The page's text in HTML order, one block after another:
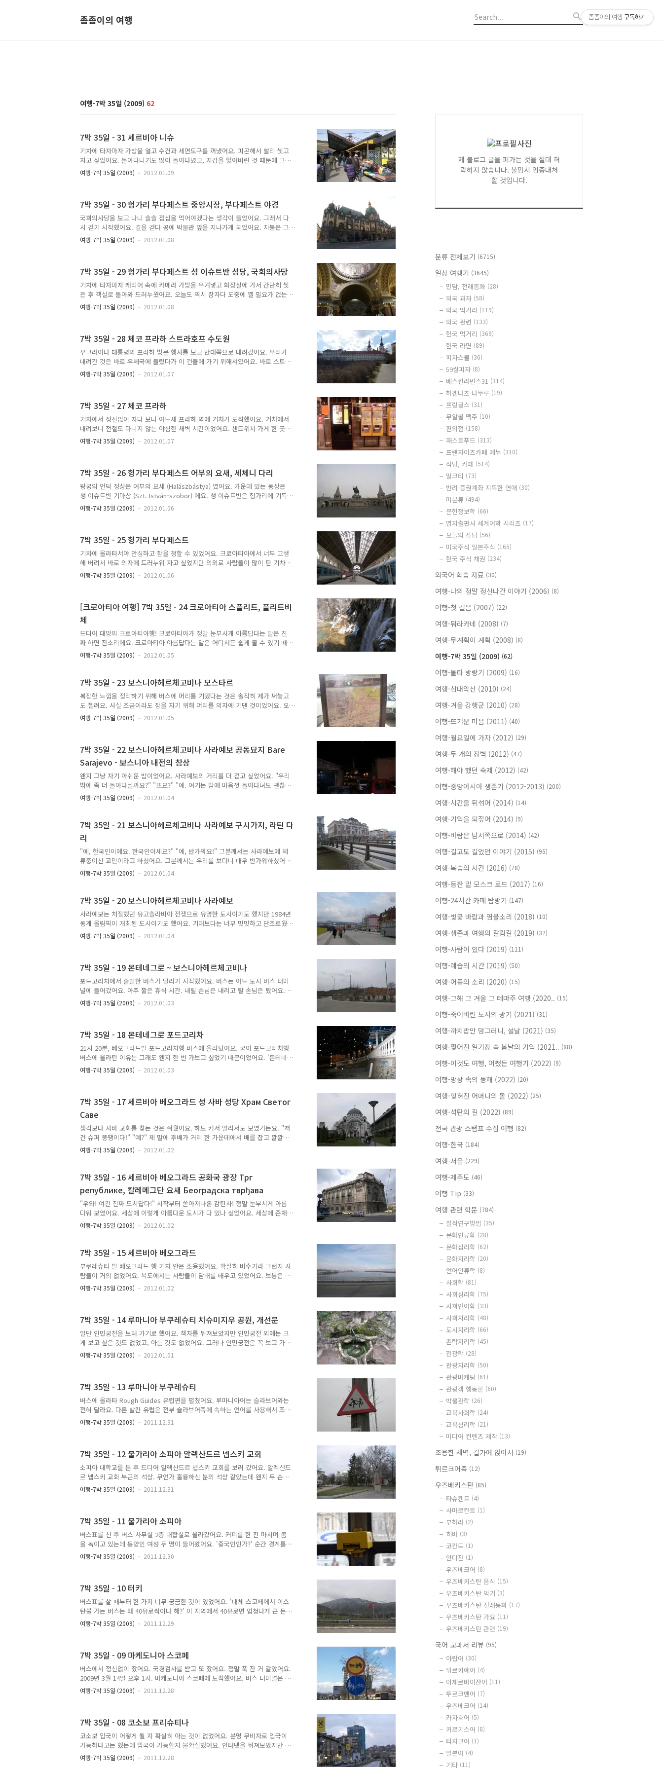
좀좀이의 여행
여행-7박 35일 (2009) 62
7박 35일 - 31 세르비아 니슈
기차에 타자마자 가방을 열고 수건과 세면도구를 꺼냈어요. 피곤해서 빨리 씻고
자고 싶었어요. 돌아다니기도 많이 돌아다녔고, 지갑을 잃어버린 것 때문에 그저
빨리 씻고 자고 싶다는 생각만 들었어요. "먼저 씻고 와요." "오빠는요?" "저는
오늘 양말도 빨아야해요. 그러니까 먼저 씻고 와요." 후배가 먼저 세면도구를 들
빨 준비를 했어요. 신발을 벗고 자야 하는데 제 발냄새로 객실 안을 오염시킬 수
는 없었어요. "혹시 모르니까 문 잠가놓고 있어요." 기차가 별로 안전하지 않았
기 때문에 후배에게 문을 잠가놓고 있으라고 했어요. 후배는 알겠다고 했어요...
여행-7박 35일 (2009) 2012.01.09
7박 35일 - 30 헝가리 부다페스트 중앙시장, 부다페스트 야경
국회의사당을 보고 나니 슬슬 점심을 먹어야겠다는 생각이 들었어요. 그래서 다
시 걷기 시작했어요. 길을 걷다 공예 박물관 앞을 지나가게 되었어요. 지붕은 그
유명한 졸나이에서 만든 타일로 장식되어 있었어요. 이건 너무 화려해서 오히려
주변 건물들과 안 어울리는 것 같았어요. 사진에서 화려하다기 보다는 지저분하
올랐어요. 중앙시장에 가서 밥을 먹자! 무엇을 먹을지 메뉴는 이미 정해져 있었
어요. 오늘 식사는 무조건 구야쉬. 전에 왔을 때에는 제대로 된 식당에서 구야쉬
를 먹었어요. 그러니 이번에는 진짜 시장에서 파는 구야쉬를 먹기로 했어요. "우
리 이렇게 ..
여행-7박 35일 (2009) 2012.01.08
7박 35일 - 29 헝가리 부다페스트 성 이슈트반 성당, 국회의사당
기차에 타자마자 캐리어 속에 카메라 가방을 우겨넣고 화장실에 가서 간단히 씻
은 후 객실로 돌아와 드러누웠어요. 오늘도 역시 잠자다 도중에 깰 필요가 없는
날. 체코, 슬로바키아, 헝가리는 쉥겐 조약 가입 국가라서 국경 심사가 없어요.
프라하 올 때에는 얼마나 걸리는지도 잘 모르고 처음 가는 도시인데다 다음 여행
벗고 외투 지퍼를 열고 뒤집어서 입었어요. 그래도 아무 것도 안 덮고 자는 것보
다는 외투라도 덮고 자는 게 조금 나을 것 같았거든요. 그냥 외투를 덮으면 바닥
에 떨어질 수도 있고 분실 위험도 있고 해서 외투를 거꾸로 입었어요. 이렇게 누
우니..
여행-7박 35일 (2009) 2012.01.08
7박 35일 - 28 체코 프라하 스트라호프 수도원
우크라이나 대통령의 프라하 방문 행사를 보고 반대쪽으로 내려갔어요. 우리가
내려간 것은 바로 우체국에 들렸다가 이 건물에 가기 위해서였어요. 바로 스트라
호프 수도원. 멀리서 프라하성을 보면 한쪽에는 프라하성이 보이고 다른 한쪽에
는 스트라호프 수도원이 보여요. 멀리서 보면 상당히 아름답게 생긴 건물이라 왕
하게 우체국 위치를 알려 주었어요. 제가 우체국에 가려고 한 이유는 바로 체코
우표를 사기 위해서였어요. 요즘은 우표를 잘 모으지 않지만 한때는 우표를 정말
열심히 모았어요. 무슨 특별한 컬렉션을 만들어 갔다기 보다는 아무 우표나 열심
히 모으는데 목표가 있..
여행-7박 35일 (2009) 2012.01.07
7박 35일 - 27 체코 프라하
기차에서 정신없이 자다 보니 어느새 프라하 역에 기차가 도착했어요. 기차에서
내려보니 전철도 다니지 않는 야심한 새벽 시간이었어요. 샌드위치 가게 한 곳을
제외하고는 그 어떤 곳도 문을 열지 않았어요. 정말 전날 부다페스트에서 돈을
약간 환전해 오기를 잘 했다고 생각했어요. 안 그랬으면 중앙역에 갇혀서 환전소
인락커에 짐을 집어넣었어요. "이제 어디 갈 거에요?" "전철 열리면 버스 터미널
에 가서 버스 알아봐야죠." 분명 가이드북에는 부다페스트에서 프라하까지 가는
버스가 있다고 했어요. 그러나 부다페스트에서는 프라하까지 가는 버스를 찾을
수 없었어요. 하..
여행-7박 35일 (2009) 2012.01.07
7박 35일 - 26 헝가리 부다페스트 어부의 요새, 세체니 다리
왕궁의 언덕 정상은 어부의 요새 (Halászbástya) 였어요. 가운데 있는 동상은
성 이슈트반 기마상 (Szt. István-szobor) 에요. 성 이슈트반은 헝가리에 기독
교를 도입해 기독교 국가로서 헝가리 왕국을 건립한 인물이에요. 어부의 광장에
서 본 부다페스트에요. 먼저 그 유명한 세체니 다리 (사슬교). 그 유명한 부다페
어부의 요새 너머로 보이는 성 이슈트반 기마상. 벽에 서 있는 조각은 각을 잘
잡고 있었어요. 하지만 자세히 보면 양 옆 조각은 짝다리 짚고 있었어요. 왕궁의
언덕에서 다뉴브강을 향해 내려갔어요. 내려오는 길에 국회의사당을..
여행-7박 35일 (2009) 2012.01.06
7박 35일 - 25 헝가리 부다페스트
기차에 올라타서야 안심하고 잠을 청할 수 있었어요. 크로아티아에서 너무 고생
해 버려서 바로 의자에 드러누워 자고 싶었지만 의외로 사람들이 많이 탄 기차라
서 누울 수는 없었어요. 이 기차는 자그레브에서 출발하는 기차가 아니라 다른
도시를 거쳐 자그레브를 지나가는 기차였어요. 기차가 부다페스트 동역 (켈레티
넌 후, 오른쪽으로 쭉 가다보면 하나 있어요. 여기 환율이 켈레티역 환전소 환율
보다 좋아요. 환전을 하는데 체코 돈도 환전해 준다고 적혀 있었어요. "체코돈
살 수 있어요?" "예." 그래서 체코돈도 조금 구입했어요. 원하는 만큼 구입하지
못하고 ..
여행-7박 35일 (2009) 2012.01.06
[크로아티아 여행] 7박 35일 - 24 크로아티아 스플리트, 플리트비
체
드디어 대망의 크로아티아행! 크로아티아가 정말 눈부시게 아름답다는 말은 진
짜 하면 잔소리에요. 크로아티아 아름답다는 말은 어디서든 쉽게 볼 수 있기 때
문에 구질구질하게 설명하지 않을께요. 저 역시 이 여행에서 크로아티아 여행을
가장 기대하고 있었어요. 발칸 반도와 헝가리, 체코 여행한다고 하니까 모든 사
요. 특히 일정 짤 때 크로아티아 일정은 반드시 충분하고 넉넉하게 잡으라고 했
어요. 크로아티아 일정을 짧게 잡으면 정말 눈부시게 아름다운 광경을 뒤로 하고
급히 떠나야해서 정말 후회한다고 했어요. 크로아티아 입국할 때까지 정말 별 일
없었어요. 국경 심사도 별 것 없었어요. 우리가 탄 버스는 스플리트행 버스. 스플
리트도 매우 아름답기로..
여행-7박 35일 (2009) 2012.01.05
7박 35일 - 23 보스니아헤르체고비나 모스타르
복잡한 느낌을 정리하기 위해 버스에 머리를 기댔다는 것은 솔직히 제가 써놓고
도 찔려요. 사실 조금이라도 잠을 자기 위해 머리를 의자에 기댄 것이었어요. 오
늘부터 다시 야간 이동의 연속이 시작되므로 틈만 있으면 부지런히 자고 씻어야
했어요. 버스가 모스타르 버스 터미널에 도착했어요. 일단 버스 시각을 확인했어
어요. 그래서 스플리트행 버스표를 구입한 후 밖으로 나왔어요. 모스타르 지도.
모스타르에서 가장 유명한 것은 바로 다리. 이 다리가 있는 구시가지를 찾아가는
것이 첫 번째 목표였어요. 다리를 찾아 걷기 시작하는데 알 수 없는 건물이 나왔
어요. 뭔지..
여행-7박 35일 (2009) 2012.01.05
7박 35일 - 22 보스니아헤르체고비나 사라예보 공동묘지 Bare
Sarajevo - 보스니아 내전의 참상
왠지 그냥 자기 아쉬운 밤이었어요. 사라예보의 거리를 더 걷고 싶었어요. "우리
밖에 좀 더 돌아다닐까요?" "또요?" "예. 여기는 밤에 마음껏 돌아다녀도 괜찮을
것 같은데요?" 후배는 피곤해했지만 저를 따라 나왔어요. 눈 내리는 3월. 3월 말
이라고 해도 크게 탈리지는 않은 이때, 하늘에서 눈이 내리고 있었어요. 완전 3
잖아." "하긴...요즘 물가 왜 이렇게 비싼지 몰라." 크리스마스를 앞둔 부부가 자
식 선물을 고르면서 가격 때문에 고민하고 있는 장면이라고 해도 전혀 이상하지
않은 모습. 그러나 지금은 3월말. 그래요. 여기는 사라예보. 동화 속 도시에요.
눈이 정말 펑펑 내리고 있었어요. 여기에서 그렇게 처절하고 잔..
여행-7박 35일 (2009) 2012.01.04
7박 35일 - 21 보스니아헤르체고비나 사라예보 구시가지, 라틴 다
리
"예, 한국인이에요. 한국인이세요?" "예, 반가워요!" 그분께서는 사라예보에 체
류중이신 교민이라고 하셨어요. 그분께서는 우리를 보더니 매우 반가워하셨어요.
"여기 언제 도착하셨어요?" "오늘이요." "그러면 여기서 얼마나 머물다 가실 건
가요?" "지금 바로 크로아티아로 떠나려구요." "지금 바로요?" "예." 당연하죠.
이상하지 않을 것 같은 동네에 더 머무르고 싶은 생각은 전혀 없었어요. 구멍을
시멘트로 땜질이라도 해 놓았으면 그래도 좀 나았을텐데 그런 거 없었어요. 왠지
손가락을 구멍에 집어넣으면 탄두가 빠져나올 것 같았어요. "여기 전에 와보신
적 있으세요?" "아니요." "그럼 왜 오늘 도착하자마자 떠나려고 하세요?" "..
여행-7박 35일 (2009) 2012.01.04
7박 35일 - 20 보스니아헤르체고비나 사라예보
사라예보는 처절했던 유고슬라비아 전쟁으로 유명한 도시이기도 했지만 1984년
동계 올림픽이 개최된 도시이기도 했어요. 기대보다는 너무 밋밋하고 단조로웠어
요. 일단 버스 터미널로 돌아갔어요. 이제 구 유고 연방 국가 중 크로아티아와 슬
로베니아만 남았어요. 그런데 슬로베니아는 유로를 쓰는 나라여서 정말 가기 싫
"예?" 다행히 영어가 통해서 설명을 이해할 수 있었어요. 우리가 내린 곳 - 즉 지
금 있는 곳은 동사라예보 버스 터미널. 여기에서는 베오그라드를 비롯해서 세르
비아, 몬테네그로로 가는 버스가 출발해요. 크로아티아로 가기 위해서는 시내에
있는 다른 버..
여행-7박 35일 (2009) 2012.01.04
7박 35일 - 19 몬테네그로 ~ 보스니아헤르체고비나
포드고리차에서 출발한 버스가 달리기 시작했어요. 버스는 어느 도시 버스 터미
널에 들어갔어요. 아주 짧은 휴식 시간. 내릴 손님은 내리고 탈 손님은 탔어요.
버스에 탔던 승객들은 내려서 먹을 것도 사오고 담배도 태우고 그랬어요. 10분의
휴식 시간이 끝났어요. 버스 기사가 버스에 올라타자 저도 따라서 버스에 올라탔
스 옆 1m 밖은 바로 낭떠러지. 가드레일도 설치되어 있지 않았어요. 옆을 보는
것만으로도 충격과 공포. 더 놀라운 것은 앞에서 차가 오면 직진하고 후진하고
옆으로 비키고 했다는 것이었어요. 후진도 충격적이었는데 두 대가 스쳐 지나갈
때에는..
여행-7박 35일 (2009) 2012.01.03
7박 35일 - 18 몬테네그로 포드고리차
21시 20분, 베오그라드발 포드고리차행 버스에 올라탔어요. 굳이 포드고리차행
버스에 올라탄 이유는 그래도 왠지 한 번 가보고 싶었기 때문이었어요. '몬테네
그로 들어갈 때에도 별 일 없겠지?' 예전에는 세르비아-몬테네그로였지만 이제는
세르비아와 몬테네그로는 전혀 다른 나라. 그래서 세르비아에서 몬테네그로를
지 않았어요. 만약 몬테네그로 입국시 비자가 필요하다면 낮에 만난 한국분께서
알려주셨을 거에요. 그러나 마케도니아 비자가 없어졌다고 하자 매우 좋아하시면
서 이제 발칸 유럽에서 비자 받아 들어가야 하는 국가는 없다고 하셨어요. 그 말
씀을 믿고 일단 몬테네..
여행-7박 35일 (2009) 2012.01.03
7박 35일 - 17 세르비아 베오그라드 성 사바 성당 Храм Светог
Савe
생각보다 사바 교회를 찾는 것은 쉬웠어요. 하도 커서 멀리서도 보였거든요. "저
건 슈퍼 뚱땡이다!" "예?" 제 말에 후배가 거리 한 가운데에서 배를 잡고 깔깔
웃기 시작했어요. "왜 웃어요!" "아니...센스 하고는...슈퍼 뚱땡이가 뭐에요!" 사
바 교회는 둥글둥글 푸짐하게 생겼어요. 그런데 그 크기가 불가리아 소피아의 알
고 싶은데 그 별명은 이미 알렉산드르 넵스키 교회가 가져갔어요. 그래서 붙여준
별명이 '슈퍼 뚱땡이 교회'. 교회 외관은 정말 깔끔했어요. 화려하지만 오래된 맛
이 있었던 알렉산드르 넵스키 교회와는 정반대였어요. 사바 교회를 알렉산드르
넵스키 교회와 비교해서 보니 더욱 재미있었어요. 사바 교회는 정면에서 보면..
여행-7박 35일 (2009) 2012.01.02
7박 35일 - 16 세르비아 베오그라드 공화국 광장 Трг
републике, 칼레메그단 요새 Београдска тврђава
"우와! 여긴 진짜 도시답다!" 시작부터 쏟아져나온 감탄사! 정말 눈부시게 아름
다워 보였어요. 세상에 이렇게 아름다운 도시가 다 있나 싶었어요. 세상에 존재
하는 그 어떤 아름다움과 관련된 수식어를 다 사용해도 묘사할 수 없었어요. 그
도 그럴 것이 여기는 유럽의 대도시에요. 거기에다 현재 비교대상은 티라나, 프
전 유럽에서 14위에요. 1위는 모스크바, 9위는 부쿠레슈티, 10위는 부다페스트,
15위가 오스트리아 빈이고 프라하는 23위에요. (유럽 도시 인구 순위 :
http://www.citymayors.com/features/euro_cities1.html) 인구 규모는 부쿠
레슈티가 더 크지만 역사적으로 중요성을 놓고 보면 부..
여행-7박 35일 (2009) 2012.01.02
7박 35일 - 15 세르비아 베오그라드
부쿠레슈티 발 베오그라드 행 기차 안은 조용했어요. 확실히 비수기라 그런지 사
람들이 거의 없었어요. 복도에서는 사람들이 담배를 태우고 있었어요. 보통은 열
차에서 흡연은 절대 금지에요. 그런데 이 사람들은 항상 그래왔다는 듯이 복도에
서 창문을 열고 담배를 뻑뻑 태워댔어요. "여기서 담배 태워도 되요?" "예. 되
내놓으라고 했어요. "여기서 담배 태우면 안 되나요?" "안 되요. 표 내놔요!" "잘
못했어요!" 표를 주지는 않았어요. 왠지 표를 주면 표를 압수당하고 다음 역에서
쫓겨날 것 같았어요. 그래서 무조건 잘못했다고 싹싹 빌었어요. 그럼 그렇지....
여행-7박 35일 (2009) 2012.01.02
7박 35일 - 14 루마니아 부쿠레슈티 치슈미지우 공원, 개선문
일단 인민궁전을 보러 가기로 했어요. 책자를 뒤져보았지만 인민궁전 외에는 크
게 보고 싶은 것도 없었고, 아는 것도 없었어요. 그러나 인민궁전은 꼭 보고 가
야 하는 것이었어요. 인민궁전을 본 후에는 농촌 박물관 (Village Museum)에 가
서 루마니아의 전통 가옥 및 의상을 구경할 생각이었어요. 인민궁전으로 가는데
롭게 공원을 구경하며 어디로 갈까 다시 고민하게 되었어요. 인민궁전을 갈까 생
각했지만 인민궁전은 못 들어가요. 시간도 애매하게 남았어요. 아침부터 너무 걸
어서 많이 걷는 것은 확실히 무리였어요. 그래서 농촌 박물관이나 보고..
여행-7박 35일 (2009) 2012.01.01
7박 35일 - 13 루마니아 부쿠레슈티
버스에 올라타 Rough Guides 유럽편을 펼쳤어요. 루마니아어는 슬라브어와는
전혀 달라요. 다른 발칸 유럽은 전부 슬라브어족에 속하는 언어를 사용해서 조금
만 보면 책자에 나온 몇 마디 쯤은 금방 외울 수 있었는데 루마니아어는 그렇지
않았어요. 루마니아어는 라틴어족에 속해요. 알파벳도 몇 개는 읽는 법이 햇갈리
어로 '물츄네스크' Mulţunesc 라고 써요. T에 꼬리가 달려있는 것이 포인트. 루
마니아어 공부는 포기하고 동유럽 6개국 가이드를 보았어요. 역시 암울했어요.
솔직히 말해서 내용 중 좋은 내용이 하나도 없었어요. 온통 사기, 소매치기를 ..
여행-7박 35일 (2009) 2011.12.31
7박 35일 - 12 불가리아 소피아 알렉산드르 넵스키 교회
소피아 대학교를 본 후 드디어 알렉산드르 넵스키 교회를 보러 갔어요. 알렉산드
르 넵스키 교회 부근의 석상. 무언가 훌륭하신 분의 석상 같았는데 왠지 두 손
들고 서 있는 벌을 서는 것 처럼 보였어요. 이것은 우리나라 교육의 문제인가...
무언가 전도하려는 모습보다는 교회 앞에서 뭔가 잘못을 저질러 십자가 들고 벌
로 커요. 비취색의 지붕이 너무 아름다웠어요. 왠지 케이크가 생각나는 모양이었
어요. "이거 이제부터 뚱땡이 교회라고 불러야겠네요." 이 건물이 소피아 여행에
서 매우 중요하기는 하지만 '알렉산드르 넵스키 교회'라고 정식 명칭을 다 부르
기에는 ..
여행-7박 35일 (2009) 2011.12.31
7박 35일 - 11 불가리아 소피아
버스표를 산 후 버스 사무실 2층 대합실로 올라갔어요. 커피를 한 잔 마시며 몸
을 녹이고 있는데 동양인 여성 두 명이 들어왔어요. '중국인인가?' 순간 경계를
하기 시작했어요. 중국인과 엮이는 것은 무조건 최악. 특히 이런 동유럽에서는
특히 안 엮이는 것이 정신 건강을 포함해 모든 면에서 좋아요. 아랍과 동구권에
일본인은 부자이고 중국인은 불법체류자라고 아주 편협하게 생각한다는 것이었
어요. 단적으로, 러시아 스킨헤드들의 주요 공격 대상은 중국인들이에요. 그런데
얘네들이 동양인을 구분하는 능력이 너무 떨어져서 동양인은 무조건 공격한다고
해요. 아제르바이잔..
여행-7박 35일 (2009) 2011.12.30
7박 35일 - 10 터키
버스표를 살 때부터 한 가지 너무 궁금한 것이 있었어요. '대체 스코페에서 이스
탄불 가는 버스는 왜 40유로씩이나 해?' 이 지역에서 40유로면 엄청나게 큰 돈이
에요. 마케도니아에서 왜 그런지는 모르겠지만 물가가 상당히 비싸다고 생각했어
요. 1유로가 63디나르인 것을 감안하면 그다지 물가가 비싼 것도 아니었어요. 열
지는 것은 둘째 치고 버스비가 40유로라는 것은 이해할 수 없었어요. 이 지역 버
스비를 비교했을 때 절대 40유로까지 나올 리는 없었어요. 후배가 운전기사가 터
키어를 안다고 했어요. 터키인과 터키어로 이야기하는 것을 들었다고 했어요. 그
래서..
여행-7박 35일 (2009) 2011.12.29
7박 35일 - 09 마케도니아 스코페
버스에서 정신없이 잤어요. 국경검사를 받고 또 잤어요. 정말 푹 잔 거 같았어요.
2009년 3월 14일 오후 1시. 마케도니아 스코페에 도착했어요. 버스 터미널은 그
냥 그랬어요. 특별한 인상을 주는 것이 전혀 없었어요. 일단 환전을 했어요. 1유
로가 63디나르였어요. 버스표를 구입하고 짐을 사무실에 맡겼어요. "택시?" 우리
이 전혀 없었기 때문에 이게 괜찮은 것인지 아닌지 판단할 수 없었어요. 그래도
20유로는 좀 너무 심했다 싶어서 그냥 무시하고 가려는데 계속 잡아댔어요. "저
리 가!" 이렇게 말하는 것 같았어요. 한 할아버지께서 택시기사들을 ..
여행-7박 35일 (2009) 2011.12.28
7박 35일 - 08 코소보 프리슈티나
코소보 입국이 어떻게 될 지 확실히 아는 것이 없었어요. 분명 무비자로 입국이
가능하다고는 했는데 입국이 가능할지 불확실했어요. 인터넷을 뒤져보았지만 여
기를 갔다 온 사람들이 많지 않고 무슨 카드를 작성해야 한다는 말이 있었어요.
"안 되면 알바니아로 돌아가면 되죠." 심각하게 걱정하는 후배에게 간단히 말했
여행-7박 35일 (2009) 2011.12.28
제 블로그 글을 퍼가는 것을 절대 허
락하지 않습니다. 불펌시 엄중대처
할 것입니다.
분류 전체보기 (6715)
일상 여행기 (3645)
민담, 전래동화 (28)
외국 과자 (58)
외국 먹거리 (119)
외국 관련 (133)
한국 먹거리 (369)
한국 라면 (89)
피자스쿨 (36)
59쌀피자 (8)
베스킨라빈스31 (314)
하겐다즈 나뚜루 (19)
프링글스 (31)
무알콜 맥주 (10)
편의점 (158)
패스트푸드 (313)
프랜차이즈카페 메뉴 (310)
식당, 카페 (514)
밀크티 (73)
반려 증권계좌 지독한 연애 (30)
미분류 (494)
문헌정보학 (66)
명지출판사 세계어학 시리즈 (17)
오늘의 잡담 (56)
미국주식 일본주식 (165)
한국 주식 채권 (234)
외국어 학습 자료 (30)
여행-나의 정말 정신나간 이야기 (2006) (8)
여행-첫 걸음 (2007) (22)
여행-뭐라카네 (2008) (7)
여행-무계획이 계획 (2008) (8)
여행-7박 35일 (2009) (62)
여행-몰타 방랑기 (2009) (16)
여행-삼대악산 (2010) (24)
여행-겨울 강행군 (2010) (28)
여행-뜨거운 마음 (2011) (40)
여행-월요일에 가자 (2012) (29)
여행-두 개의 장벽 (2012) (47)
여행-해야 했던 숙제 (2012) (42)
여행-중앙아시아 생존기 (2012-2013) (200)
여행-시간을 뒤섞어 (2014) (14)
여행-기억을 되짚어 (2014) (9)
여행-바람은 남서쪽으로 (2014) (42)
여행-길고도 길었던 이야기 (2015) (95)
여행-복습의 시간 (2016) (78)
여행-등잔 밑 모스크 로드 (2017) (16)
여행-24시간 카페 탐방기 (147)
여행-벚꽃 바람과 염불소리 (2018) (10)
여행-생존과 여행의 갈림길 (2019) (37)
여행-사람이 있다 (2019) (111)
여행-예습의 시간 (2019) (50)
여행-어둠의 소리 (2020) (15)
여행-그해 그 겨울 그 테마주 여행 (2020.. (15)
여행-죽어버린 도시의 광기 (2021) (31)
여행-까치밥만 덩그러니, 설날 (2021) (35)
여행-찢어진 일기장 속 봄날의 기억 (2021.. (88)
여행-이것도 여행, 어쨌든 여행기 (2022) (9)
여행-망상 속의 동해 (2022) (20)
여행-잊혀진 어머니의 돌 (2022) (25)
여행-석탄의 길 (2022) (89)
전국 관광 스탬프 수집 여행 (82)
여행-한국 (184)
여행-서울 (229)
여행-제주도 (46)
여행 Tip (33)
여행 관련 학문 (784)
질적연구방법 (35)
문화인류학 (28)
문화심리학 (62)
문화지리학 (20)
언어인류학 (8)
사회학 (81)
사회심리학 (75)
사회언어학 (33)
사회지리학 (48)
도시지리학 (66)
촌락지리학 (45)
관광학 (28)
관광지리학 (50)
관광마케팅 (61)
관광객 행동론 (60)
박물관학 (26)
교육사회학 (24)
교육심리학 (21)
미디어 컨텐츠 제작 (13)
조용한 새벽, 길가에 앉아서 (19)
튀르크어족 (12)
우즈베키스탄 (85)
타슈켄트 (4)
사마르칸트 (1)
부하라 (2)
히바 (3)
코칸드 (1)
안디잔 (1)
우즈베크어 (8)
우즈베키스탄 음식 (15)
우즈베키스탄 악기 (3)
우즈베키스탄 전래동화 (17)
우즈베키스탄 가요 (11)
우즈베키스탄 관련 (19)
국어 교과서 리뷰 (95)
아랍어 (30)
튀르키예어 (4)
아제르바이잔어 (11)
투르크멘어 (7)
우즈베크어 (14)
카자흐어 (5)
키르기스어 (8)
타지크어 (1)
일본어 (4)
기타 (11)
좀좀이의 여행 구독하기